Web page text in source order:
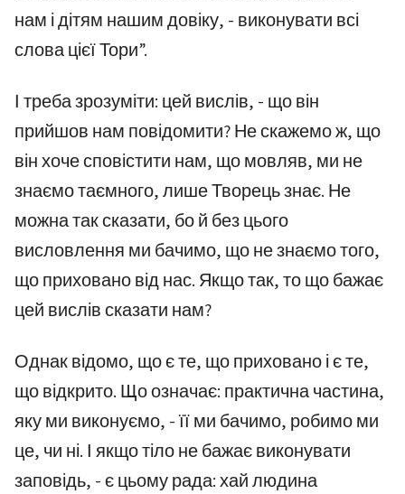
нам і дітям нашим довіку, - виконувати всі
слова цієї Тори”.
І треба зрозуміти: цей вислів, - що він
прийшов нам повідомити? Не скажемо ж, що
він хоче сповістити нам, що мовляв, ми не
знаємо таємного, лише Творець знає. Не
можна так сказати, бо й без цього
висловлення ми бачимо, що не знаємо того,
що приховано від нас. Якщо так, то що бажає
цей вислів сказати нам?
Однак відомо, що є те, що приховано і є те,
що відкрито. Що означає: практична частина,
яку ми виконуємо, - її ми бачимо, робимо ми
це, чи ні. І якщо тіло не бажає виконувати
заповідь, - є цьому рада: хай людина